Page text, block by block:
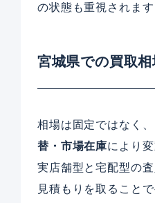
の状態も重視されます
宮城県での買取
相場は固定ではなく、
替・市場在庫により
実店舗型と宅配型の
見積もりを取ること